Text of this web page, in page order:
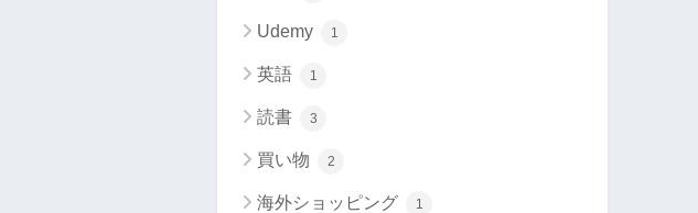
Udemy 1
英語 1
読書 3
買い物 2
海外ショッピング 1